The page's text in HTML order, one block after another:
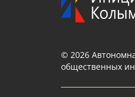
© 2026
общественных